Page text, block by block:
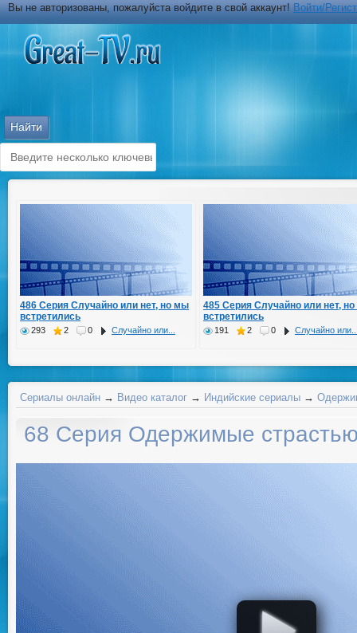
Вы не авторизованы, пожалуйста войдите в свой аккаунт!Войти/
486 Серия Случайно или нет, но мы
встретились
293 2 0 Случайно или...
485 Серия Случайно или нет,
встретились
191 2 0 Случайно
Сериалы онлайн → Видео каталог → Индийские сериалы →
68 Серия Одержимые